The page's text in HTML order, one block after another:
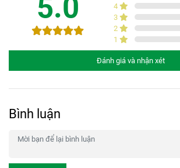
5.0
4
3
2
1
Đánh giá và nhận xét
Bình luận